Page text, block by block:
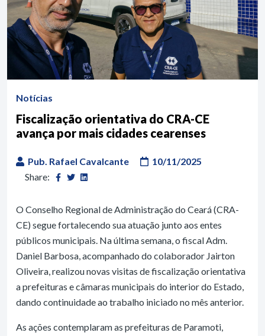
Notícias
Fiscalização orientativa do CRA-CE
avança por mais cidades cearenses
Pub. Rafael Cavalcante
10/11/2025
Share:
O Conselho Regional de Administração do Ceará (CRA-
CE) segue fortalecendo sua atuação junto aos entes
públicos municipais. Na última semana, o fiscal Adm.
Daniel Barbosa, acompanhado do colaborador Jairton
Oliveira, realizou novas visitas de fiscalização orientativa
a prefeituras e câmaras municipais do interior do Estado,
dando continuidade ao trabalho iniciado no mês anterior.
As ações contemplaram as prefeituras de Paramoti,